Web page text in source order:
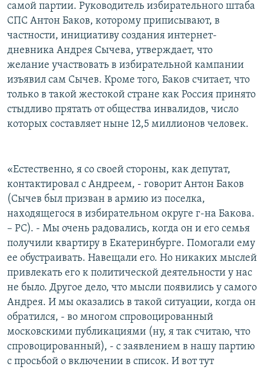
самой партии. Руководитель избирательного штаба
СПС Антон Баков, которому приписывают, в
частности, инициативу создания интернет-
дневника Андрея Сычева, утверждает, что
желание участвовать в избирательной кампании
изъявил сам Сычев. Кроме того, Баков считает, что
только в такой жестокой стране как Россия принято
стыдливо прятать от общества инвалидов, число
которых составляет ныне 12,5 миллионов человек.
«Естественно, я со своей стороны, как депутат,
контактировал с Андреем, - говорит Антон Баков
(Сычев был призван в армию из поселка,
находящегося в избирательном округе г-на Бакова.
– РС). - Мы очень радовались, когда он и его семья
получили квартиру в Екатеринбурге. Помогали ему
ее обустраивать. Навещали его. Но никаких мыслей
привлекать его к политической деятельности у нас
не было. Другое дело, что мысли появились у самого
Андрея. И мы оказались в такой ситуации, когда он
обратился, - во многом спровоцированный
московскими публикациями (ну, я так считаю, что
спровоцированный), - с заявлением в нашу партию
с просьбой о включении в список. И вот тут